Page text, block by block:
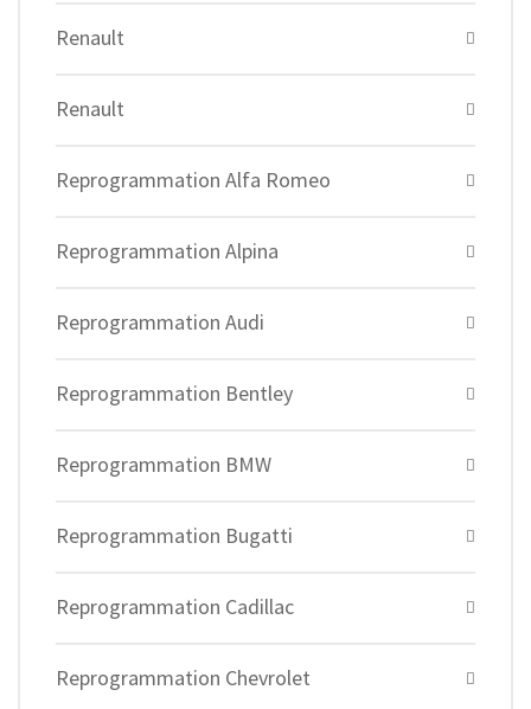
Renault
Renault
Reprogrammation Alfa Romeo
Reprogrammation Alpina
Reprogrammation Audi
Reprogrammation Bentley
Reprogrammation BMW
Reprogrammation Bugatti
Reprogrammation Cadillac
Reprogrammation Chevrolet